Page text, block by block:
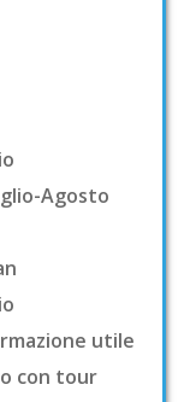
Agosto
utile
con tour